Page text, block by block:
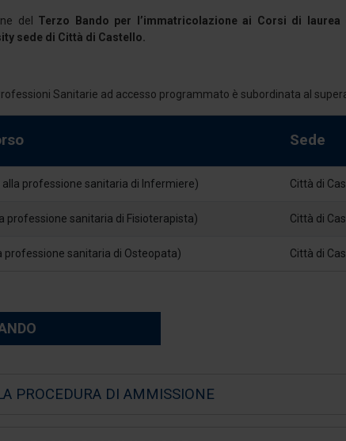
del Terzo Bando per l’immatricolazione ai Corsi di
sede di Città di Castello.
Sanitarie ad accesso programmato è subordinata al
Sede
professione sanitaria di Infermiere) Città di
professione sanitaria di Fisioterapista) Città di
professione sanitaria di Osteopata) Città di
PROCEDURA DI AMMISSIONE